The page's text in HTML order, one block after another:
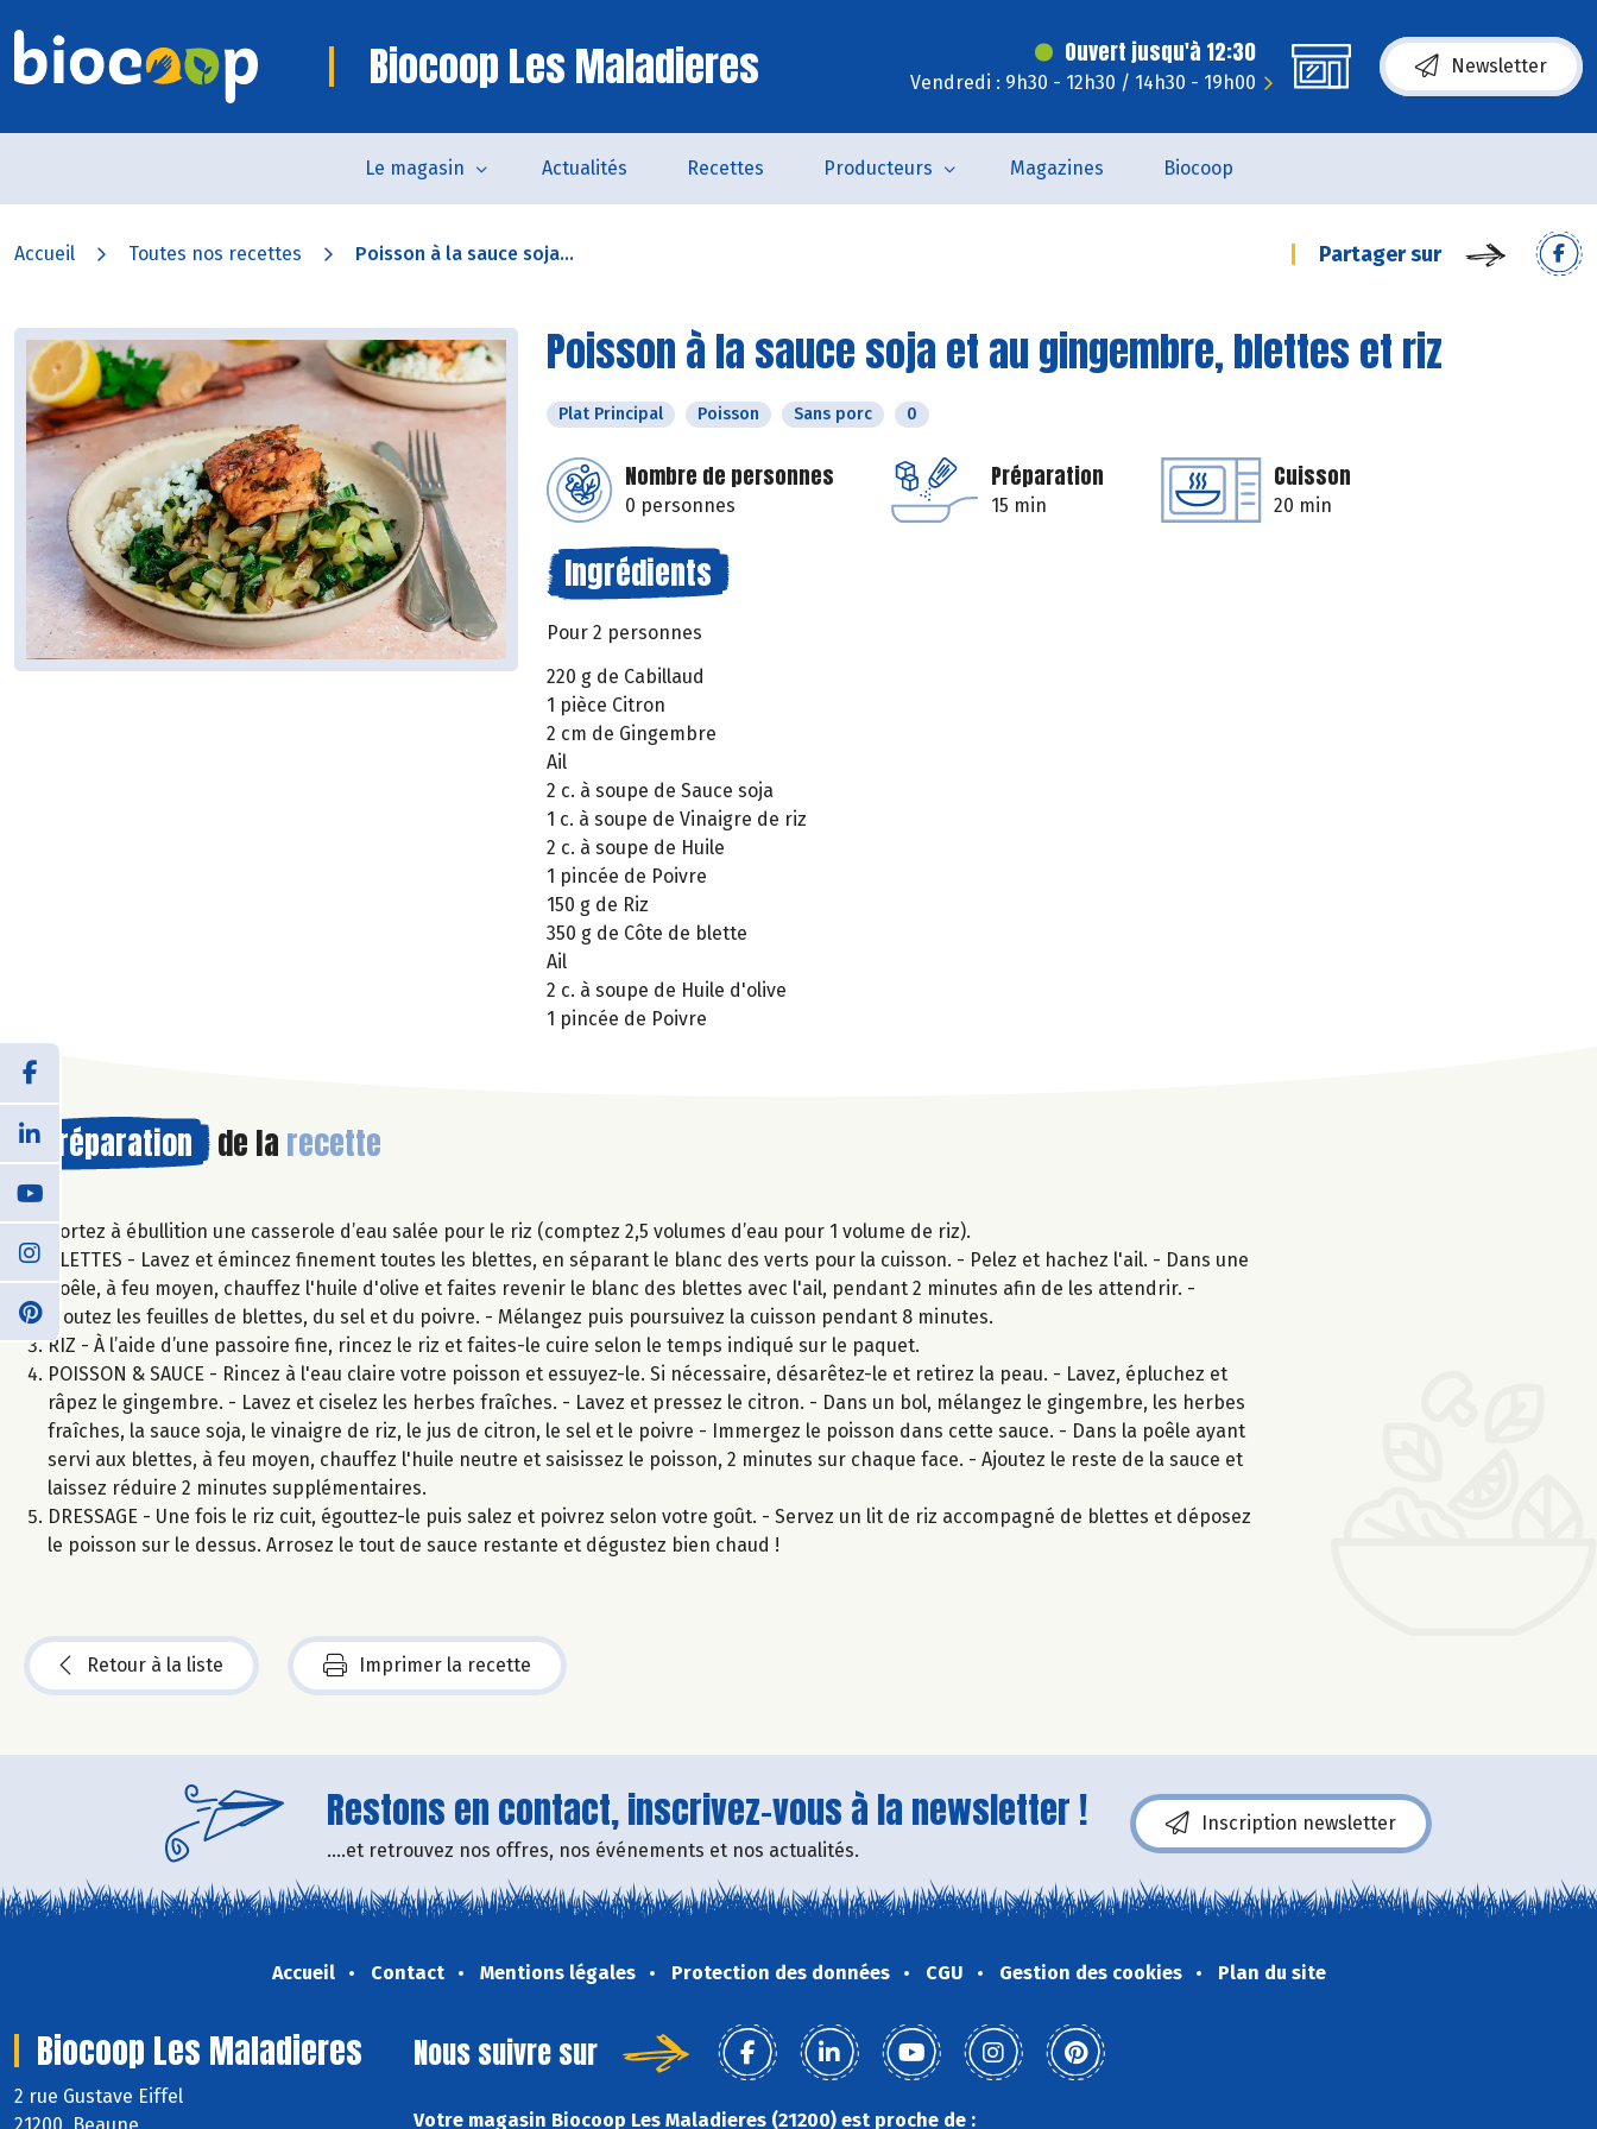
Biocoop Les Maladieres Ouvert jusqu'à 12:30
Vendredi : 9h30 - 12h30 / 14h30 - 19h00
Newsletter
Le magasin Actualités Recettes Producteurs Magazines Biocoop
Accueil Toutes nos recettes Poisson à la sauce soja... Partager sur
Poisson à la sauce soja et au gingembre, blettes et riz
Plat Principal Poisson Sans porc 0
Nombre de personnes
0 personnes
Préparation
15 min
Cuisson
20 min
Ingrédients
Pour 2 personnes
220 g de Cabillaud
1 pièce Citron
2 cm de Gingembre
Ail
2 c. à soupe de Sauce soja
1 c. à soupe de Vinaigre de riz
2 c. à soupe de Huile
1 pincée de Poivre
150 g de Riz
350 g de Côte de blette
Ail
2 c. à soupe de Huile d'olive
1 pincée de Poivre
Préparation de la recette
Portez à ébullition une casserole d’eau salée pour le riz (comptez 2,5 volumes d’eau pour 1 volume de riz).
BLETTES - Lavez et émincez finement toutes les blettes, en séparant le blanc des verts pour la cuisson. - Pelez et hachez l'ail. - Dans une
poêle, à feu moyen, chauffez l'huile d'olive et faites revenir le blanc des blettes avec l'ail, pendant 2 minutes afin de les attendrir. -
Ajoutez les feuilles de blettes, du sel et du poivre. - Mélangez puis poursuivez la cuisson pendant 8 minutes.
RIZ - À l’aide d’une passoire fine, rincez le riz et faites-le cuire selon le temps indiqué sur le paquet.
POISSON & SAUCE - Rincez à l'eau claire votre poisson et essuyez-le. Si nécessaire, désarêtez-le et retirez la peau. - Lavez, épluchez et
râpez le gingembre. - Lavez et ciselez les herbes fraîches. - Lavez et pressez le citron. - Dans un bol, mélangez le gingembre, les herbes
fraîches, la sauce soja, le vinaigre de riz, le jus de citron, le sel et le poivre - Immergez le poisson dans cette sauce. - Dans la poêle ayant
servi aux blettes, à feu moyen, chauffez l'huile neutre et saisissez le poisson, 2 minutes sur chaque face. - Ajoutez le reste de la sauce et
laissez réduire 2 minutes supplémentaires.
DRESSAGE - Une fois le riz cuit, égouttez-le puis salez et poivrez selon votre goût. - Servez un lit de riz accompagné de blettes et déposez
le poisson sur le dessus. Arrosez le tout de sauce restante et dégustez bien chaud !
Retour à la liste Imprimer la recette
Restons en contact, inscrivez-vous à la newsletter !
....et retrouvez nos offres, nos événements et nos actualités.
Inscription newsletter
Accueil Contact Mentions légales Protection des données CGU Gestion des cookies Plan du site
Biocoop Les Maladieres
2 rue Gustave Eiffel
21200 Beaune
Nous suivre sur
Votre magasin Biocoop Les Maladieres (21200) est proche de :